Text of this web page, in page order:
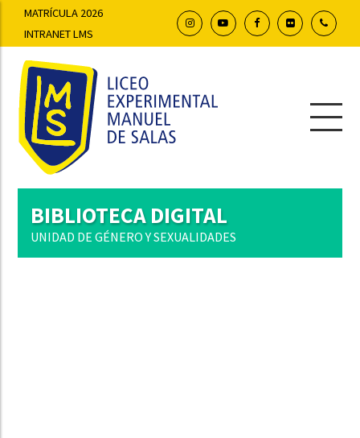
MATRÍCULA 2026
INTRANET LMS
BIBLIOTECA DIGITAL
UNIDAD DE GÉNERO Y SEXUALIDADES